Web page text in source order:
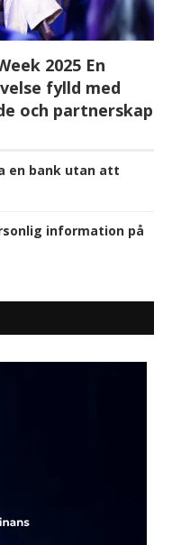
2025 En
fylld med
och partnerskap
en bank utan att
information på